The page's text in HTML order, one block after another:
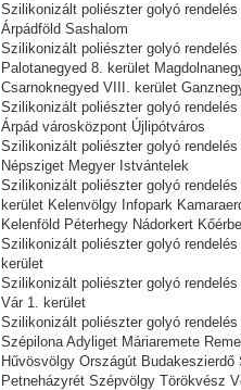
Szilikonizált poliészter golyó
Árpádföld Sashalom
Szilikonizált poliészter golyó
Palotanegyed 8. kerület
Csarnoknegyed VIII. kerület
Szilikonizált poliészter golyó
Árpád városközpont Újlipótváros
Szilikonizált poliészter golyó
Népsziget Megyer Istvántelek
Szilikonizált poliészter golyó
kerület Kelenvölgy Infopark
Kelenföld Péterhegy Nádorkert
Szilikonizált poliészter golyó
kerület
Szilikonizált poliészter golyó
Vár 1. kerület
Szilikonizált poliészter golyó
Szépilona Adyliget Máriaremete
Hűvösvölgy Országút
Petneházyrét Szépvölgy Törökvész